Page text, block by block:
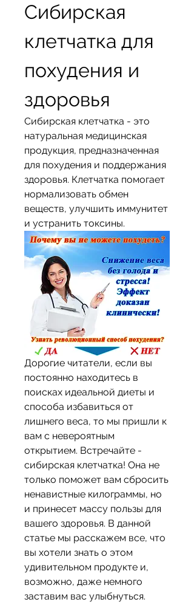
Сибирская
клетчатка для
похудения и
здоровья
Сибирская клетчатка - это
натуральная медицинская
продукция, предназначенная
для похудения и поддержания
здоровья. Клетчатка помогает
нормализовать обмен
веществ, улучшить иммунитет
и устранить токсины.
Дорогие читатели, если вы
постоянно находитесь в
поисках идеальной диеты и
способа избавиться от
лишнего веса, то мы пришли к
вам с невероятным
открытием. Встречайте -
сибирская клетчатка! Она не
только поможет вам сбросить
ненавистные килограммы, но
и принесет массу пользы для
вашего здоровья. В данной
статье мы расскажем все, что
вы хотели знать о этом
удивительном продукте и,
возможно, даже немного
заставим вас улыбнуться.